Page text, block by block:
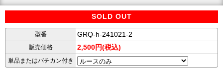
SOLD OUT
型番 GRQ-h-241021-2
販売価格 2,500円(税込)
単品またはバチカン付き